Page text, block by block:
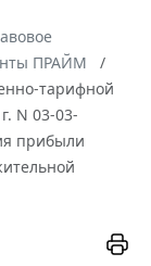
ПРАЙМ
тарифной
N 03-03-
прибыли